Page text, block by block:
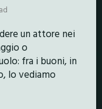
un attore nei
o
fra i buoni, in
lo vediamo